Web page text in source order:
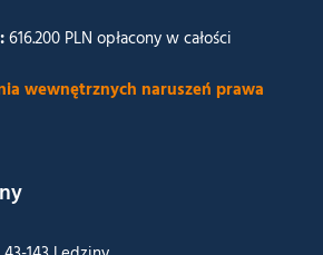
616.200 PLN opłacony w całości
wewnętrznych naruszeń prawa